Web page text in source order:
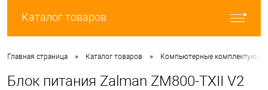
Каталог товаров
Главная страница • Каталог товаров • Компьютерные
Блок питания Zalman ZM800-TXII V2